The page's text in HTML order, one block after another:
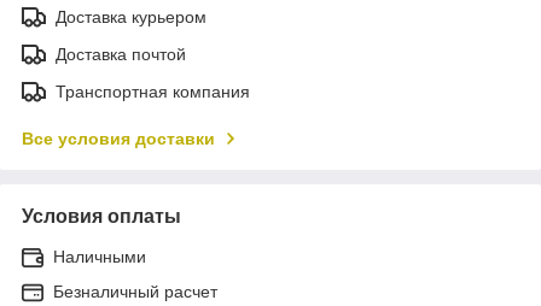
Доставка курьером
Доставка почтой
Транспортная компания
Все условия доставки
Условия оплаты
Наличными
Безналичный расчет